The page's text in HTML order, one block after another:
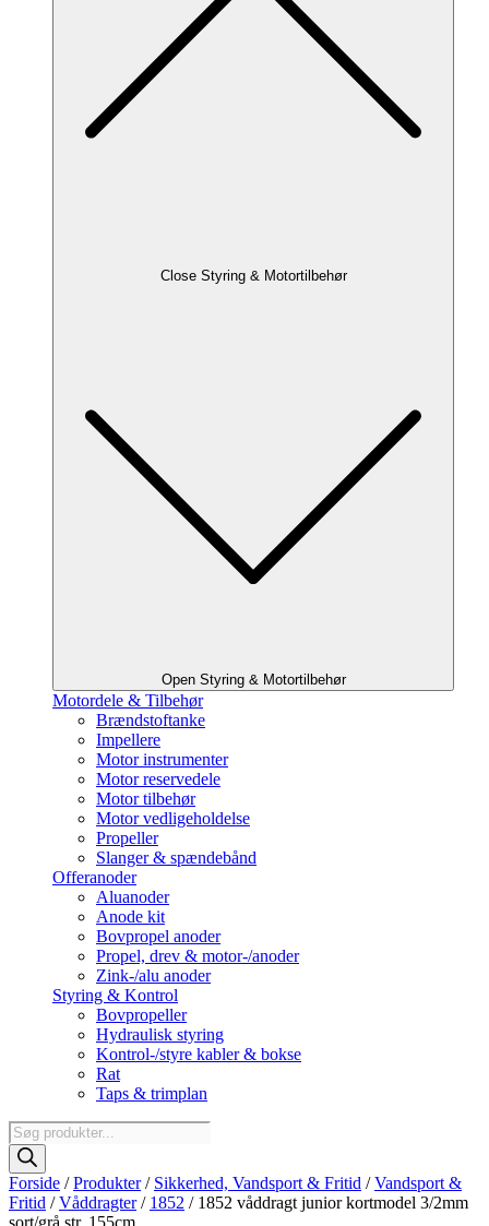
Close Styring & Motortilbehør
Open Styring & Motortilbehør
Motordele & Tilbehør
Brændstoftanke
Impellere
Motor instrumenter
Motor reservedele
Motor tilbehør
Motor vedligeholdelse
Propeller
Slanger & spændebånd
Offeranoder
Aluanoder
Anode kit
Bovpropel anoder
Propel, drev & motor-/anoder
Zink-/alu anoder
Styring & Kontrol
Bovpropeller
Hydraulisk styring
Kontrol-/styre kabler & bokse
Rat
Taps & trimplan
Products
search
Forside /Produkter/ Sikkerhed, Vandsport & Fritid /Vandsport &
Fritid /Våddragter/ 1852 / 1852 våddragt junior kortmodel 3/2mm
sort/grå str. 155cm